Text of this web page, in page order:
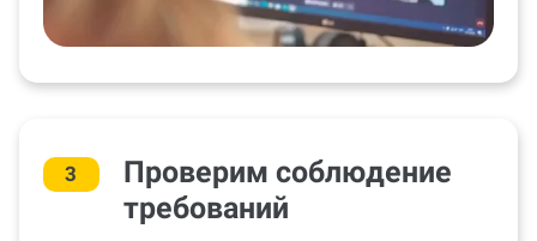
3
Проверим соблюдение
требований